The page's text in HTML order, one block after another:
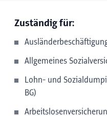
Zuständig für:
Allgemeines
Lohn- und
BG)